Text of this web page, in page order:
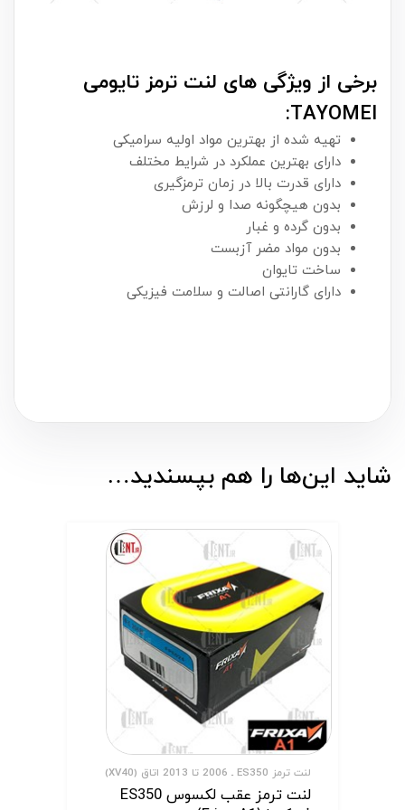
برخی از ویژگی های لنت ترمز تایومی
TAYOMEI:
تهیه شده از بهترین مواد اولیه سرامیکی
دارای بهترین عملکرد در شرایط مختلف
دارای قدرت بالا در زمان ترمزگیری
بدون هیچگونه صدا و لرزش
بدون گرده و غبار
بدون مواد مضر آزبست
ساخت تایوان
دارای گارانتی اصالت و سلامت فیزیکی
شاید این‌ها را هم بپسندید…
لنت ترمز ES350 ـ 2006 تا 2013 اتاق (XV40)
لنت ترمز عقب لکسوس ES350